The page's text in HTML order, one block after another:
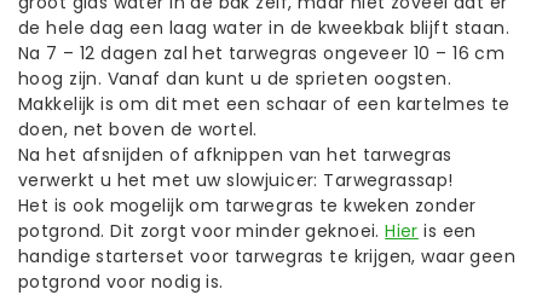
de hele dag een laag water in de kweekbak blijft staan.
Na 7 – 12 dagen zal het tarwegras ongeveer 10 – 16 cm
hoog zijn. Vanaf dan kunt u de sprieten oogsten.
Makkelijk is om dit met een schaar of een kartelmes te
doen, net boven de wortel.
Na het afsnijden of afknippen van het tarwegras
verwerkt u het met uw slowjuicer: Tarwegrassap!
Het is ook mogelijk om tarwegras te kweken zonder
potgrond. Dit zorgt voor minder geknoei.Hier is een
handige starterset voor tarwegras te krijgen, waar geen
potgrond voor nodig is.